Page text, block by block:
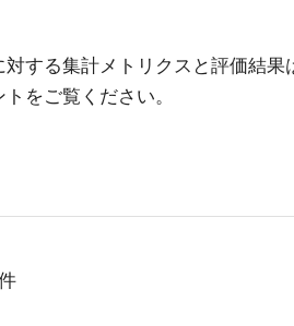
する集計メトリクスと評価結果
をご覧ください。